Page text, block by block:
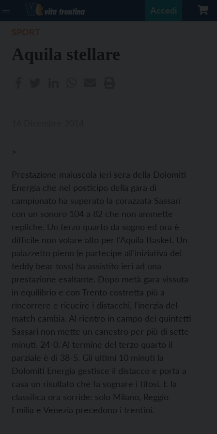
Accedi
Aquila stellare
>
Prestazione maiuscola ieri sera della Dolomiti
Energia che nel posticipo della gara di
campionato ha superato la corazzata Sassari
con un sonoro 104 a 82 che non ammette
repliche. Un terzo quarto da sogno ed ora è
difficile non volare alto per l’Aquila Basket. Un
palazzetto pieno (e partecipe all’iniziativa dei
teddy bear toss) ha assistito ieri ad una
prestazione esaltante. Dopo metà gara vissuta
in equilibrio e con Trento costretta più a
rincorrere e ricucire i distacchi, l’inerzia del
match cambia. Al rientro in campo dei quintetti
Sassari non mette un canestro per più di sette
minuti. 24-0. Al termine del terzo quarto il
parziale è di 38-5. Gli ultimi 10 minuti la
Dolomiti Energia gestisce il distacco e porta a
casa un risultato che fa sognare i tifosi. E la
classifica ora sorride: solo Milano, Reggio
Emilia e Venezia precedono i trentini.